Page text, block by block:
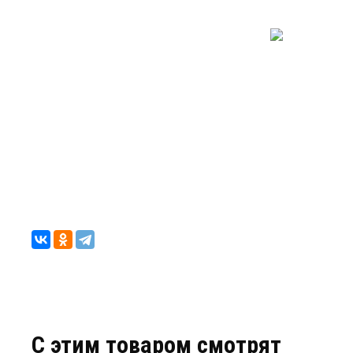
C этим товаром смотрят